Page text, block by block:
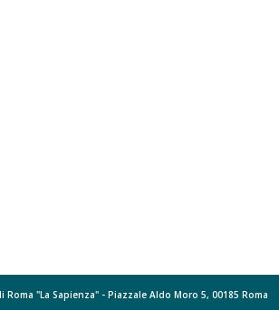
"La Sapienza" - Piazzale Aldo Moro 5, 00185 Roma